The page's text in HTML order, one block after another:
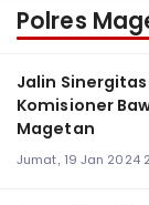
Polres
Jalin
Komisioner
Magetan
Jumat, 19 Jan 2024